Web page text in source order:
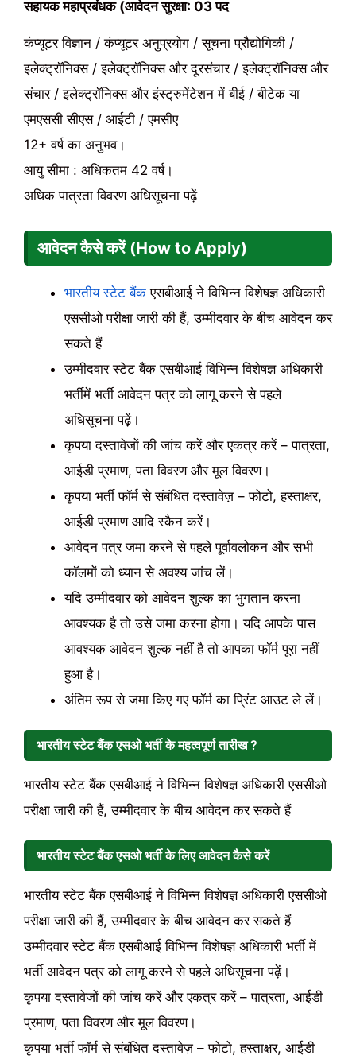
सहायक महाप्रबंधक (आवेदन सुरक्षा: 03 पद
कंप्यूटर विज्ञान / कंप्यूटर अनुप्रयोग / सूचना प्रौद्योगिकी /
इलेक्ट्रॉनिक्स / इलेक्ट्रॉनिक्स और दूरसंचार / इलेक्ट्रॉनिक्स और
संचार / इलेक्ट्रॉनिक्स और इंस्ट्रुमेंटेशन में बीई / बीटेक या
एमएससी सीएस / आईटी / एमसीए
12+ वर्ष का अनुभव।
आयु सीमा : अधिकतम 42 वर्ष।
अधिक पात्रता विवरण अधिसूचना पढ़ें
आवेदन कैसे करें (How to Apply)
भारतीय स्टेट बैंक एसबीआई ने विभिन्न विशेषज्ञ अधिकारी
एससीओ परीक्षा जारी की हैं, उम्मीदवार के बीच आवेदन कर
सकते हैं
उम्मीदवार स्टेट बैंक एसबीआई विभिन्न विशेषज्ञ अधिकारी
भर्तीमें भर्ती आवेदन पत्र को लागू करने से पहले
अधिसूचना पढ़ें।
कृपया दस्तावेजों की जांच करें और एकत्र करें – पात्रता,
आईडी प्रमाण, पता विवरण और मूल विवरण।
कृपया भर्ती फॉर्म से संबंधित दस्तावेज़ – फोटो, हस्ताक्षर,
आईडी प्रमाण आदि स्कैन करें।
आवेदन पत्र जमा करने से पहले पूर्वावलोकन और सभी
कॉलमों को ध्यान से अवश्य जांच लें।
यदि उम्मीदवार को आवेदन शुल्क का भुगतान करना
आवश्यक है तो उसे जमा करना होगा। यदि आपके पास
आवश्यक आवेदन शुल्क नहीं है तो आपका फॉर्म पूरा नहीं
हुआ है।
अंतिम रूप से जमा किए गए फॉर्म का प्रिंट आउट ले लें।
भारतीय स्टेट बैंक एसओ भर्ती केमहत्वपूर्ण तारीख?
भारतीय स्टेट बैंक एसबीआई ने विभिन्न विशेषज्ञ अधिकारी एससीओ
परीक्षा जारी की हैं, उम्मीदवार के बीच आवेदन कर सकते हैं
भारतीय स्टेट बैंक एसओ भर्ती के लिएआवेदन कैसे करें
भारतीय स्टेट बैंक एसबीआई ने विभिन्न विशेषज्ञ अधिकारी एससीओ
परीक्षा जारी की हैं, उम्मीदवार के बीच आवेदन कर सकते हैं
उम्मीदवार स्टेट बैंक एसबीआई विभिन्न विशेषज्ञ अधिकारी भर्ती में
भर्ती आवेदन पत्र को लागू करने से पहले अधिसूचना पढ़ें।
कृपया दस्तावेजों की जांच करें और एकत्र करें – पात्रता, आईडी
प्रमाण, पता विवरण और मूल विवरण।
कृपया भर्ती फॉर्म से संबंधित दस्तावेज़ – फोटो, हस्ताक्षर, आईडी